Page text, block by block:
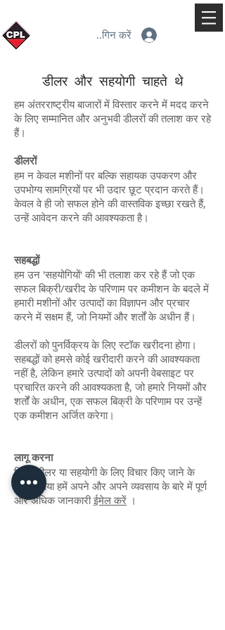
लॉगिन करें
डीलर और सहयोगी चाहते थे
हम अंतरराष्ट्रीय बाजारों में विस्तार करने में मदद करने
के लिए सम्मानित और अनुभवी डीलरों की तलाश कर रहे
हैं।
डीलरों
हम न केवल मशीनों पर बल्कि सहायक उपकरण और
उपभोग्य सामग्रियों पर भी उदार छूट प्रदान करते हैं।
केवल वे ही जो सफल होने की वास्तविक इच्छा रखते हैं,
उन्हें आवेदन करने की आवश्यकता है।
सहबद्धों
हम उन 'सहयोगियों' की भी तलाश कर रहे हैं जो एक
सफल बिक्री/खरीद के परिणाम पर कमीशन के बदले में
हमारी मशीनों और उत्पादों का विज्ञापन और प्रचार
करने में सक्षम हैं, जो नियमों और शर्तों के अधीन हैं।
डीलरों को पुनर्विक्रय के लिए स्टॉक खरीदना होगा।
सहबद्धों को हमसे कोई खरीदारी करने की आवश्यकता
नहीं है, लेकिन हमारे उत्पादों को अपनी वेबसाइट पर
प्रचारित करने की आवश्यकता है, जो हमारे नियमों और
शर्तों के अधीन, एक सफल बिक्री के परिणाम पर उन्हें
एक कमीशन अर्जित करेगा।
लागू करना
किसी डीलर या सहयोगी के लिए विचार किए जाने के
लिए, कृपया हमें अपने और अपने व्यवसाय के बारे में पूर्ण
और अधिक जानकारीईमेल करें ।